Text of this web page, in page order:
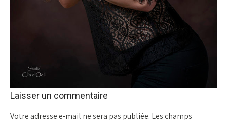
Laisser un commentaire
Votre adresse e-mail ne sera pas publiée. Les champs